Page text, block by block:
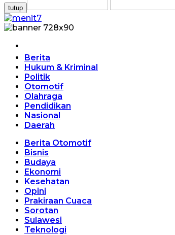
tutup
Berita
Hukum & Kriminal
Politik
Otomotif
Olahraga
Pendidikan
Nasional
Daerah
Berita Otomotif
Bisnis
Budaya
Ekonomi
Kesehatan
Opini
Prakiraan Cuaca
Sorotan
Sulawesi
Teknologi